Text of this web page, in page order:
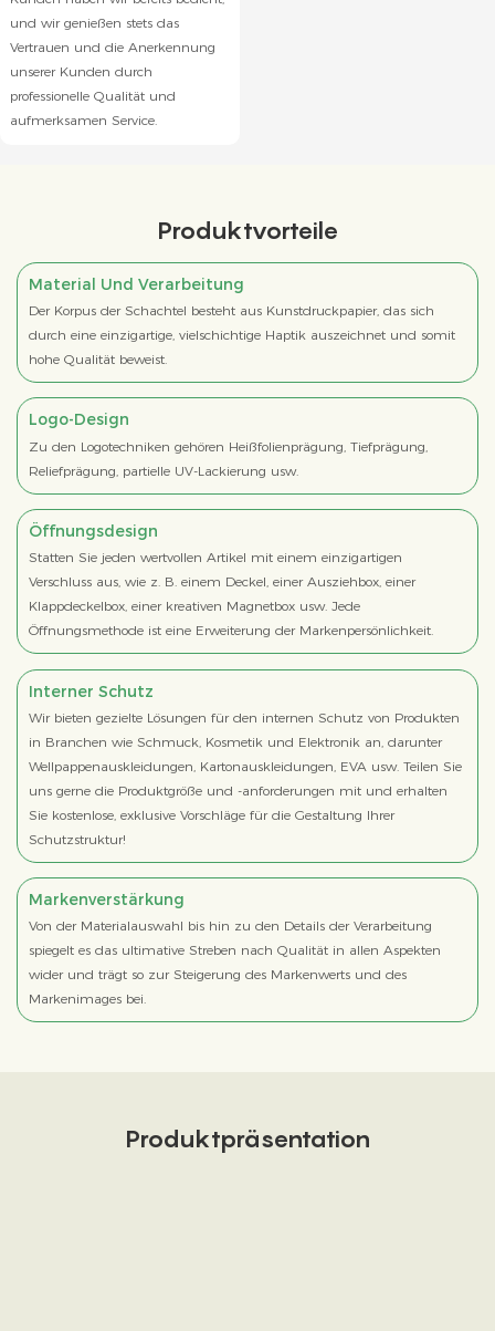
und wir genießen stets das
Vertrauen und die Anerkennung
unserer Kunden durch
professionelle Qualität und
aufmerksamen Service.
Produktvorteile
Material Und Verarbeitung
Der Korpus der Schachtel besteht aus Kunstdruckpapier, das sich
durch eine einzigartige, vielschichtige Haptik auszeichnet und somit
hohe Qualität beweist.
Logo-Design
Zu den Logotechniken gehören Heißfolienprägung, Tiefprägung,
Reliefprägung, partielle UV-Lackierung usw.
Öffnungsdesign
Statten Sie jeden wertvollen Artikel mit einem einzigartigen
Verschluss aus, wie z. B. einem Deckel, einer Ausziehbox, einer
Klappdeckelbox, einer kreativen Magnetbox usw. Jede
Öffnungsmethode ist eine Erweiterung der Markenpersönlichkeit.
Interner Schutz
Wir bieten gezielte Lösungen für den internen Schutz von Produkten
in Branchen wie Schmuck, Kosmetik und Elektronik an, darunter
Wellpappenauskleidungen, Kartonauskleidungen, EVA usw. Teilen Sie
uns gerne die Produktgröße und -anforderungen mit und erhalten
Sie kostenlose, exklusive Vorschläge für die Gestaltung Ihrer
Schutzstruktur!
Markenverstärkung
Von der Materialauswahl bis hin zu den Details der Verarbeitung
spiegelt es das ultimative Streben nach Qualität in allen Aspekten
wider und trägt so zur Steigerung des Markenwerts und des
Markenimages bei.
Produktpräsentation